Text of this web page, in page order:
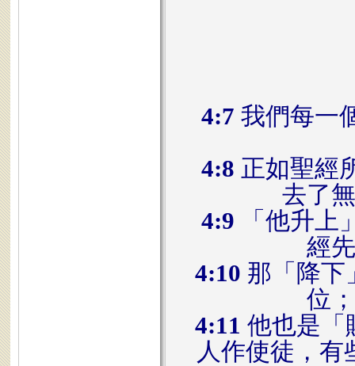
4:7 我們每一
4:8 正如聖經
去了
4:9 「他升上
經
4:10 那「降下
位
4:11 他也是「
人作使徒，